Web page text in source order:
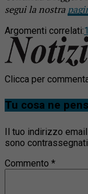
segui la nostra
Argomenti correlati:
Clicca per
Tu cosa ne
Il tuo indirizzo
sono contrassegnati
Commento *